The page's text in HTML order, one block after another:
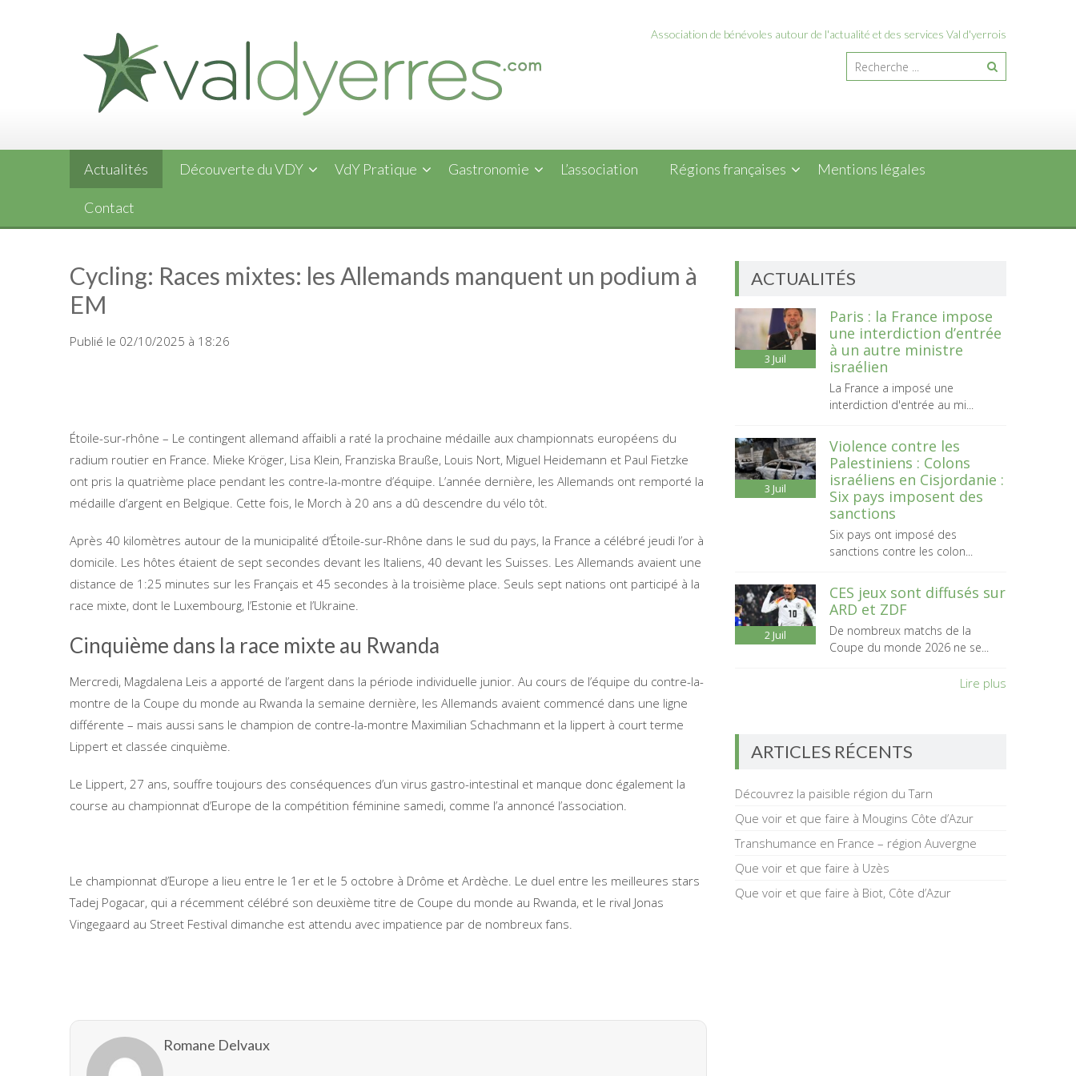
Association de bénévoles autour de l'actualité et des services Val d'yerrois
Actualités Découverte du VDY VdY Pratique Gastronomie L’association Régions françaises Mentions légales
Contact
Cycling: Races mixtes: les Allemands manquent un podium à
EM
Publié le 02/10/2025 à 18:26
Étoile-sur-rhône – Le contingent allemand affaibli a raté la prochaine médaille aux championnats européens du
radium routier en France. Mieke Kröger, Lisa Klein, Franziska Brauße, Louis Nort, Miguel Heidemann et Paul Fietzke
ont pris la quatrième place pendant les contre-la-montre d’équipe. L’année dernière, les Allemands ont remporté la
médaille d’argent en Belgique. Cette fois, le Morch à 20 ans a dû descendre du vélo tôt.
Après 40 kilomètres autour de la municipalité d’Étoile-sur-Rhône dans le sud du pays, la France a célébré jeudi l’or à
domicile. Les hôtes étaient de sept secondes devant les Italiens, 40 devant les Suisses. Les Allemands avaient une
distance de 1:25 minutes sur les Français et 45 secondes à la troisième place. Seuls sept nations ont participé à la
race mixte, dont le Luxembourg, l’Estonie et l’Ukraine.
Cinquième dans la race mixte au Rwanda
Mercredi, Magdalena Leis a apporté de l’argent dans la période individuelle junior. Au cours de l’équipe du contre-la-
montre de la Coupe du monde au Rwanda la semaine dernière, les Allemands avaient commencé dans une ligne
différente – mais aussi sans le champion de contre-la-montre Maximilian Schachmann et la lippert à court terme
Lippert et classée cinquième.
Le Lippert, 27 ans, souffre toujours des conséquences d’un virus gastro-intestinal et manque donc également la
course au championnat d’Europe de la compétition féminine samedi, comme l’a annoncé l’association.
Le championnat d’Europe a lieu entre le 1er et le 5 octobre à Drôme et Ardèche. Le duel entre les meilleures stars
Tadej Pogacar, qui a récemment célébré son deuxième titre de Coupe du monde au Rwanda, et le rival Jonas
Vingegaard au Street Festival dimanche est attendu avec impatience par de nombreux fans.
Romane Delvaux
ACTUALITÉS
3 Juil
Paris : la France impose
une interdiction d’entrée
à un autre ministre
israélien
La France a imposé une
interdiction d'entrée au mi...
3 Juil
Violence contre les
Palestiniens : Colons
israéliens en Cisjordanie :
Six pays imposent des
sanctions
Six pays ont imposé des
sanctions contre les colon...
2 Juil
CES jeux sont diffusés sur
ARD et ZDF
De nombreux matchs de la
Coupe du monde 2026 ne se...
Lire plus
ARTICLES RÉCENTS
Découvrez la paisible région du Tarn
Que voir et que faire à Mougins Côte d’Azur
Transhumance en France – région Auvergne
Que voir et que faire à Uzès
Que voir et que faire à Biot, Côte d’Azur